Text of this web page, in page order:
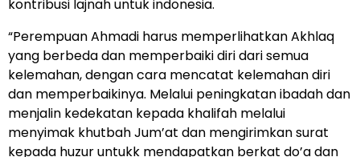
kontribusi lajnah untuk indonesia.
“Perempuan Ahmadi harus memperlihatkan Akhlaq
yang berbeda dan memperbaiki diri dari semua
kelemahan, dengan cara mencatat kelemahan diri
dan memperbaikinya. Melalui peningkatan ibadah dan
menjalin kedekatan kepada khalifah melalui
menyimak khutbah Jum’at dan mengirimkan surat
kepada huzur untukk mendapatkan berkat do’a dan